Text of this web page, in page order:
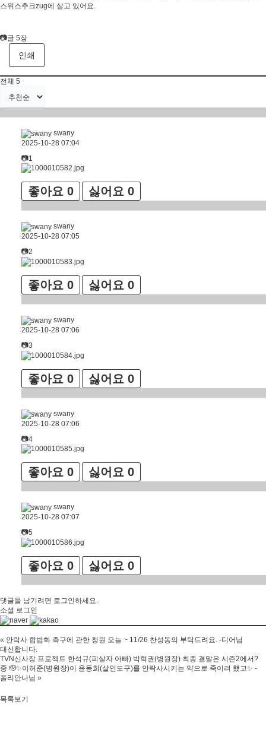
스위스추크zug에 살고 있어요.
📷글 5장
인쇄
전체 5
swany
2025-10-28 07:04
📷1
좋아요 0 싫어요 0
swany
2025-10-28 07:05
📷2
좋아요 0 싫어요 0
swany
2025-10-28 07:06
📷3
좋아요 0 싫어요 0
swany
2025-10-28 07:06
📷4
좋아요 0 싫어요 0
swany
2025-10-28 07:07
📷5
좋아요 0 싫어요 0
댓글을 남기려면 로그인하세요.
소셜 로그인
« 안락사 합법화 촉구에 관한 청원 오늘 ~ 11/26 찬성동의 부탁드려요. -디어님
대신합니다.
TVN신사장 프로젝트 한석규(피살자 아빠) 박혁권(병원장) 최종 결말은 시즌2에서?
중 🫡✨이허준(병원장)이 윤동희(살인도구)를 안락사시키는 약으로 죽이려 했고✨ -
폴리안나님 »
목록보기